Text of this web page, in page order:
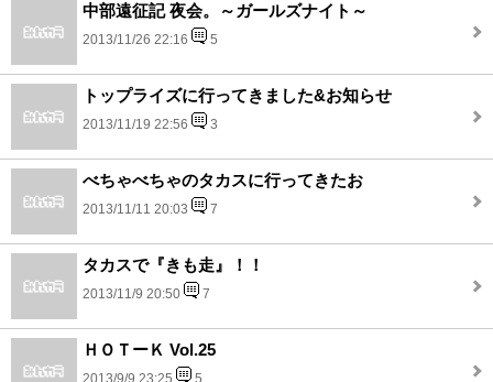
中部遠征記 夜会。～ガールズナイト～
2013/11/26 22:16 5
トップライズに行ってきました&お知らせ
2013/11/19 22:56 3
べちゃべちゃのタカスに行ってきたお
2013/11/11 20:03 7
タカスで『きも走』！！
2013/11/9 20:50 7
ＨＯＴーＫ Vol.25
2013/9/9 23:25 5